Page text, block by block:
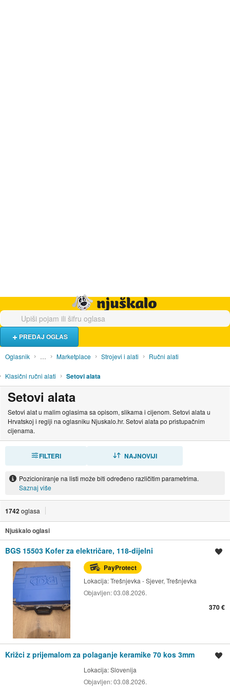
PREDAJ OGLAS
Oglasnik … Marketplace Strojevi i alati Ručni alati
Klasični ručni alati Setovi alata
Setovi alata
Setovi alat u malim oglasima sa opisom, slikama i cijenom. Setovi alata u
Hrvatskoj i regiji na oglasniku Njuskalo.hr. Setovi alata po pristupačnim
cijenama.
FILTERI NAJNOVIJI
Pozicioniranje na listi može biti određeno različitim parametrima.
Saznaj više
1742oglasa
Njuškalo oglasi
BGS 15503 Kofer za električare, 118-dijelni
PayProtect
Lokacija:Trešnjevka - Sjever, Trešnjevka
Objavljen:03.08.2026.
370 €
Križci z prijemalom za polaganje keramike 70 kos 3mm
Lokacija:Slovenija
Objavljen:03.08.2026.